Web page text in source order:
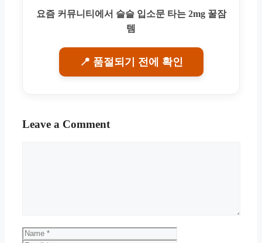
요즘 커뮤니티에서 슬슬 입소문 타는 2mg 꿀잠
템
📍 품절되기 전에 확인
Leave a Comment
Name